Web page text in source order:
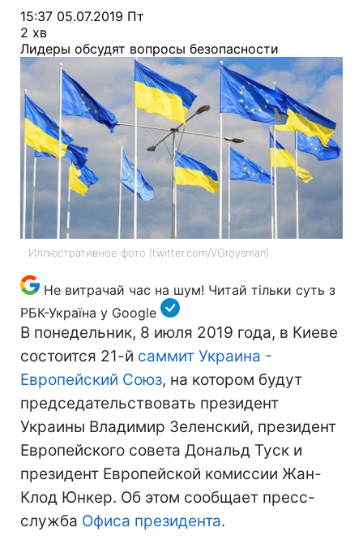
15:37 05.07.2019 Пт
2 хв
Лидеры обсудят вопросы безопасности
Иллюстративное фото (twitter.com/VGroysman)
Не витрачай час на шум! Читай тільки суть з
РБК-Україна у Google
В понедельник, 8 июля 2019 года, в Киеве
состоится 21-й саммит Украина -
Европейский Союз, на котором будут
председательствовать президент
Украины Владимир Зеленский, президент
Европейского совета Дональд Туск и
президент Европейской комиссии Жан-
Клод Юнкер. Об этом сообщает пресс-
служба Офиса президента.